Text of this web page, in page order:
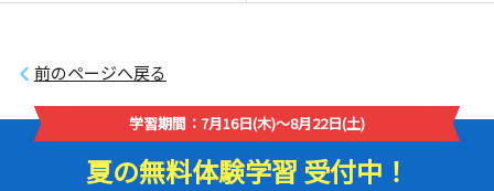
前のページへ戻る
学習期間：7月16日(木)～8月22日(土)
夏の無料体験学習 受付中！